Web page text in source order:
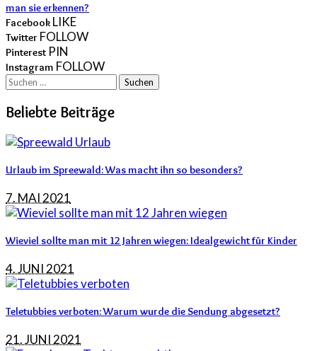
man sie erkennen?
Facebook LIKE
Twitter FOLLOW
Pinterest PIN
Instagram FOLLOW
Suchen
nach:
Beliebte Beiträge
Urlaub im Spreewald: Was macht ihn so besonders?
7. MAI 2021
Wieviel sollte man mit 12 Jahren wiegen: Idealgewicht für Kinder
4. JUNI 2021
Teletubbies verboten: Warum wurde die Sendung abgesetzt?
21. JUNI 2021